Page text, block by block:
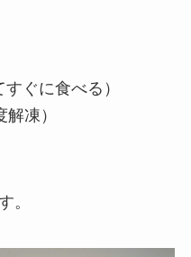
ぐに食べる）
凍）
。